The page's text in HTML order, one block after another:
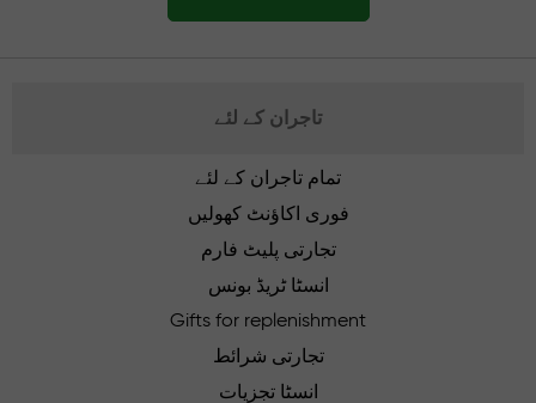
تاجران کے لئے
تمام تاجران کے لئے
فوری اکاؤنٹ کھولیں
تجارتی پلیٹ فارم
انسٹا ٹریڈ بونس
Gifts for replenishment
تجارتی شرائط
انسٹا تجزیات